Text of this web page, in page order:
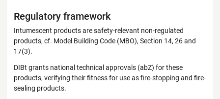
Regulatory framework
Intumescent products are safety-relevant non-regulated
products, cf. Model Building Code (MBO), Section 14, 26 and
17(3).
DIBt grants national technical approvals (abZ) for these
products, verifying their fitness for use as fire-stopping and fire-
sealing products.